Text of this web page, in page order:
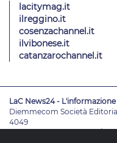
lacitymag.it
ilreggino.it
cosenzachannel.it
ilvibonese.it
catanzarochannel.it
LaC News24 -
Diemmecom Società
4049
Direttore Responsabile